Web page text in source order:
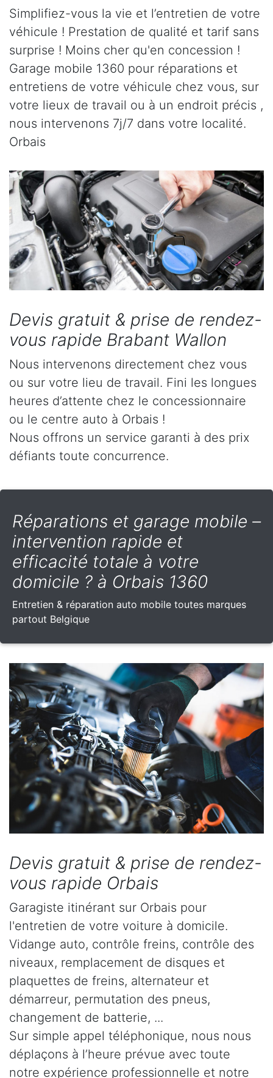
Simplifiez-vous la vie et l’entretien de votre
véhicule ! Prestation de qualité et tarif sans
surprise ! Moins cher qu'en concession !
Garage mobile 1360 pour réparations et
entretiens de votre véhicule chez vous, sur
votre lieux de travail ou à un endroit précis ,
nous intervenons 7j/7 dans votre localité.
Orbais
Devis gratuit & prise de rendez-
vous rapide Brabant Wallon
Nous intervenons directement chez vous
ou sur votre lieu de travail. Fini les longues
heures d’attente chez le concessionnaire
ou le centre auto à Orbais !
Nous offrons un service garanti à des prix
défiants toute concurrence.
Réparations et garage mobile –
intervention rapide et
efficacité totale à votre
domicile ? à Orbais 1360
Entretien & réparation auto mobile toutes marques
partout Belgique
Devis gratuit & prise de rendez-
vous rapide Orbais
Garagiste itinérant sur Orbais pour
l'entretien de votre voiture à domicile.
Vidange auto, contrôle freins, contrôle des
niveaux, remplacement de disques et
plaquettes de freins, alternateur et
démarreur, permutation des pneus,
changement de batterie, ...
Sur simple appel téléphonique, nous nous
déplaçons à l’heure prévue avec toute
notre expérience professionnelle et notre